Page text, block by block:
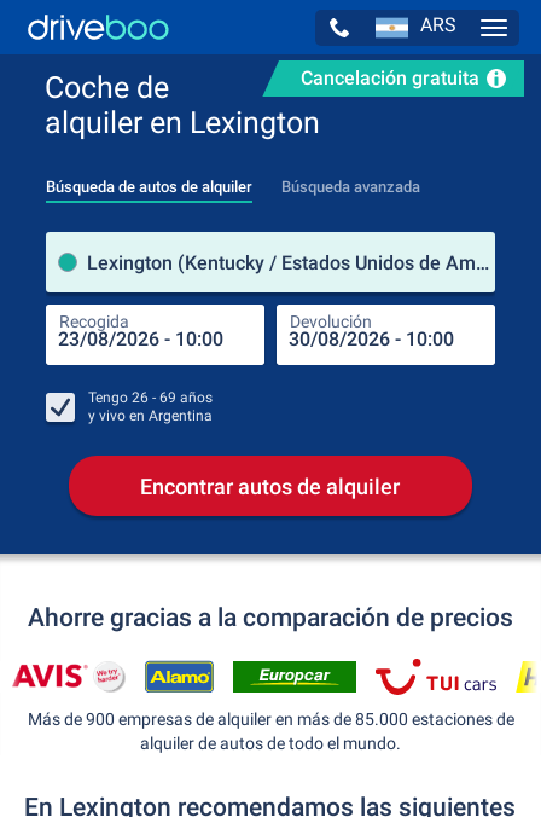
ARS
Cancelación gratuita
Coche de
alquiler en Lexington
Búsqueda de autos de alquiler Búsqueda avanzada
Lexington (Kentucky / Estados Unidos de América)
Recogida Devolución
Tengo 26 - 69 años
y vivo en Argentina
Encontrar autos de alquiler
Ahorre gracias a la comparación de precios
Más de 900 empresas de alquiler en más de 85.000 estaciones de
alquiler de autos de todo el mundo.
En Lexington recomendamos las siguientes